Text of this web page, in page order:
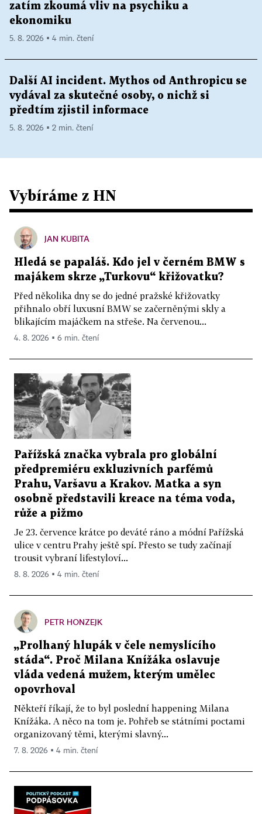
zatím zkoumá vliv na psychiku a
ekonomiku
5. 8. 2026 ▪ 4 min. čtení
Další AI incident. Mythos od Anthropicu se
vydával za skutečné osoby, o nichž si
předtím zjistil informace
5. 8. 2026 ▪ 2 min. čtení
Vybíráme z HN
JAN KUBITA
Hledá se papaláš. Kdo jel v černém BMW s
majákem skrze „Turkovu“ křižovatku?
Před několika dny se do jedné pražské křižovatky
přihnalo obří luxusní BMW se začerněnými skly a
blikajícím majáčkem na střeše. Na červenou...
4. 8. 2026 ▪ 6 min. čtení
Pařížská značka vybrala pro globální
předpremiéru exkluzivních parfémů
Prahu, Varšavu a Krakov. Matka a syn
osobně představili kreace na téma voda,
růže a pižmo
Je 23. července krátce po deváté ráno a módní Pařížská
ulice v centru Prahy ještě spí. Přesto se tudy začínají
trousit vybraní lifestyloví...
8. 8. 2026 ▪ 4 min. čtení
PETR HONZEJK
„Prolhaný hlupák v čele nemyslícího
stáda“. Proč Milana Knížáka oslavuje
vláda vedená mužem, kterým umělec
opovrhoval
Někteří říkají, že to byl poslední happening Milana
Knížáka. A něco na tom je. Pohřeb se státními poctami
organizovaný těmi, kterými slavný...
7. 8. 2026 ▪ 4 min. čtení